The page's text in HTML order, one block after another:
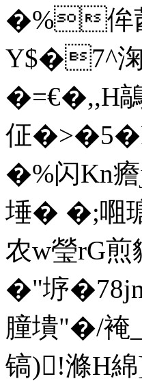
�%侔莤
Y$�7^淗
�=€�,,H
佂
�%闪Kn
埵� �;唨
农w瑩rG
�"垿
膧墤"�/裺
镐)!滌H